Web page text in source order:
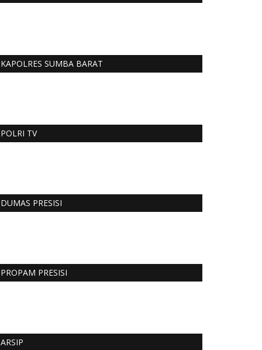
KAPOLRES SUMBA BARAT
POLRI TV
DUMAS PRESISI
PROPAM PRESISI
ARSIP